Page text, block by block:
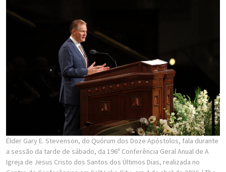
Élder Gary E. Stevenson, do Quórum dos Doze Apóstolos, fala durante
a sessão da tarde de sábado, da 196ª Conferência Geral Anual de A
Igreja de Jesus Cristo dos Santos dos Últimos Dias, realizada no